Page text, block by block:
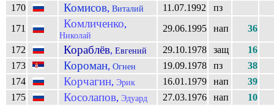
170
Комисов, Виталий 11.07.1992
пз
171
Комличенко,
Николай
29.06.1995 нап 36
172 Кораблёв, Евгений 29.10.1978 защ
16
173
Короман, Огнен 19.09.1978 пз 38
174
Корчагин, Эрик 16.01.1979 нап 39
175
Косолапов, Эдуард 27.03.1976 нап
10